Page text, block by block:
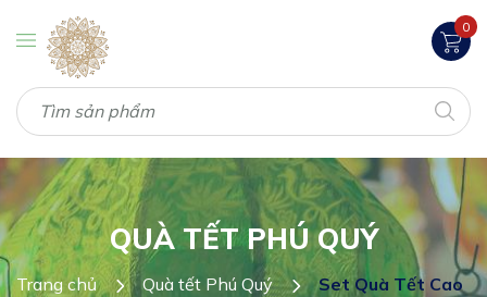
0
QUÀ TẾT PHÚ QUÝ
Trang chủ Quà tết Phú Quý
Set Quà Tết Cao